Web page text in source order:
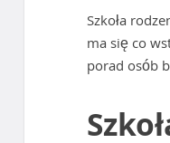
Szkoła
ma się co
porad osób